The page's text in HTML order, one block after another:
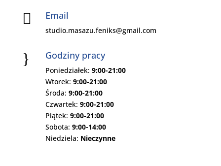
 Email
studio.masazu.feniks@gmail.com
} Godziny pracy
Poniedziałek: 9:00-21:00
Wtorek: 9:00-21:00
Środa: 9:00-21:00
Czwartek: 9:00-21:00
Piątek: 9:00-21:00
Sobota: 9:00-14:00
Niedziela: Nieczynne